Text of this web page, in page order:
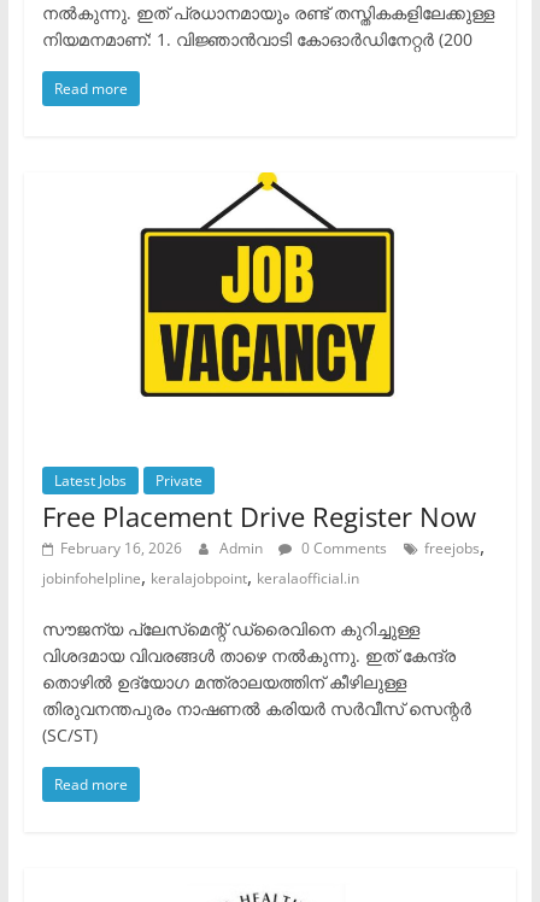
നൽകുന്നു. ഇത് പ്രധാനമായും രണ്ട് തസ്തികകളിലേക്കുള്ള
നിയമനമാണ്: ​1. വിജ്ഞാൻവാടി കോഓർഡിനേറ്റർ (200
Read more
Latest Jobs Private
Free Placement Drive Register Now
February 16, 2026 Admin 0 Comments freejobs,
jobinfohelpline, keralajobpoint, keralaofficial.in
സൗജന്യ പ്ലേസ്‌മെന്റ് ഡ്രൈവിനെ കുറിച്ചുള്ള
വിശദമായ വിവരങ്ങൾ താഴെ നൽകുന്നു. ഇത് കേന്ദ്ര
തൊഴിൽ ഉദ്യോഗ മന്ത്രാലയത്തിന് കീഴിലുള്ള
തിരുവനന്തപുരം നാഷണൽ കരിയർ സർവീസ് സെന്റർ
(SC/ST)
Read more